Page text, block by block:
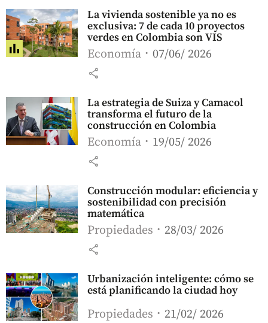
La vivienda sostenible ya no es
exclusiva: 7 de cada 10 proyectos
verdes en Colombia son VIS
Economía 07/06/ 2026
share
La estrategia de Suiza y Camacol
transforma el futuro de la
construcción en Colombia
Economía 19/05/ 2026
share
Construcción modular: eficiencia y
sostenibilidad con precisión
matemática
Propiedades 28/03/ 2026
share
Urbanización inteligente: cómo se
está planificando la ciudad hoy
Propiedades 21/02/ 2026